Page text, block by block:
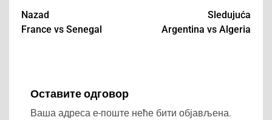
Post
Nazad
France vs Senegal
Sledujuća
Argentina vs Algeria
Оставите одговор
Ваша адреса е-поште неће бити објављена.